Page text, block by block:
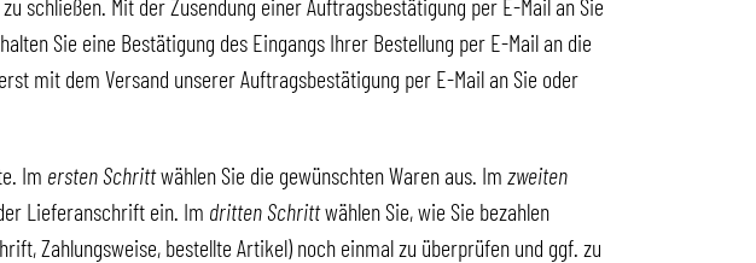
Sie eine Bestätigung des Eingangs Ihrer Bestellung per E-Mail an die
mit dem Versand unserer Auftragsbestätigung per E-Mail an Sie oder
Im ersten Schrittwählen Sie die gewünschten Waren aus. Im zweiten
Lieferanschrift ein. Im dritten Schrittwählen Sie, wie Sie bezahlen
Zahlungsweise, bestellte Artikel) noch einmal zu überprüfen und ggf. zu